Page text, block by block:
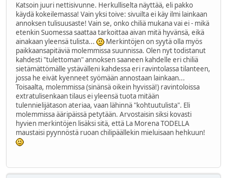
Katsoin juuri nettisivunne. Herkulliselta näyttää, eli pakko
käydä kokeilemassa! Vain yksi toive: sivuilta ei käy ilmi lainkaan
annoksen tulisuusaste! Vain se, onko chiliä mukana vai ei - mikä
etenkin Suomessa saattaa tarkoittaa aivan mitä hyvänsä, eikä
ainakaan yleensä tulista...
Merkintöjen on syytä olla myös
paikkaansapitäviä molemmissa suunnissa. Olen nyt todistanut
kahdesti "tulettoman" annoksen saaneen kahdelle eri chiliä
sietämättömälle ystävälleni kahdessa eri ravintolassa tilanteen,
jossa he eivät kyenneet syömään annostaan lainkaan...
Toisaalta, molemmissa (sinänsä oikein hyvissä!) ravintoloissa
extratulisenkaan tilaus ei yleensä tuota mitään
tulennielijätason ateriaa, vaan lähinnä "kohtuutulista". Eli
molemmissa ääripäissä petytään. Arvostaisin siksi kovasti
hyvien merkintöjen lisäksi sitä, että La Morena TODELLA
maustaisi pyynnöstä ruoan chilipäällekin mieluisaan hehkuun!